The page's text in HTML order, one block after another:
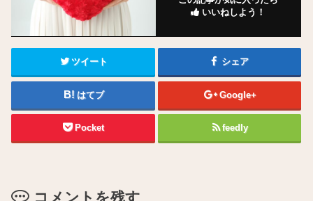
いいねしよう！
ツイート シェア
はてブ Google+
Pocket feedly
コメントを残す